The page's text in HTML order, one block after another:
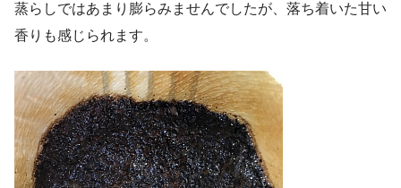
蒸らしではあまり膨らみませんでしたが、落ち着いた甘い
香りも感じられます。